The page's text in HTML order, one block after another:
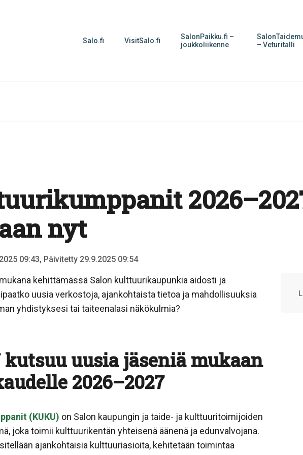
Salo.fi VisitSalo.fi
SalonPaikku.fi –
joukkoliikenne
– Veturitalli
nyt
09:43, Päivitetty 29.9.2025 09:54
kehittämässä Salon kulttuurikaupunkia aidosti ja
uusia verkostoja, ajankohtaista tietoa ja mahdollisuuksia
yhdistyksesi tai taiteenalasi näkökulmia?
kutsuu uusia jäseniä mukaan
2026–2027
(KUKU) on Salon kaupungin ja taide- ja kulttuuritoimijoiden
joka toimii kulttuurikentän yhteisenä äänenä ja edunvalvojana.
ajankohtaisia kulttuuriasioita, kehitetään toimintaa